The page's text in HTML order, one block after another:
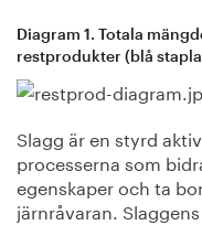
Diagram 1. Totala
restprodukter (blå
Slagg är en styrd
processerna som
egenskaper och ta
järnråvaran.